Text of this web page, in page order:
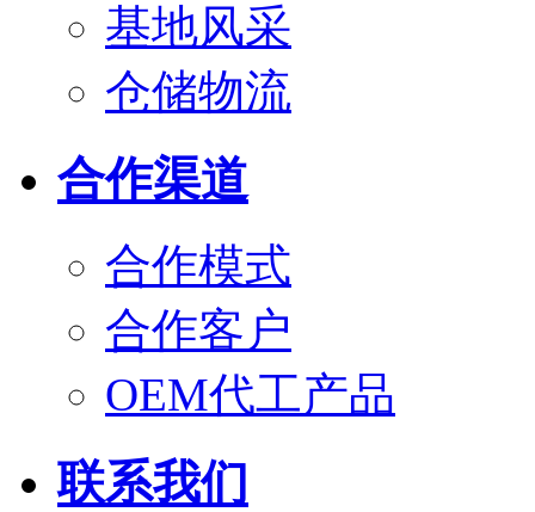
基地风采
仓储物流
合作渠道
合作模式
合作客户
OEM代工产品
联系我们